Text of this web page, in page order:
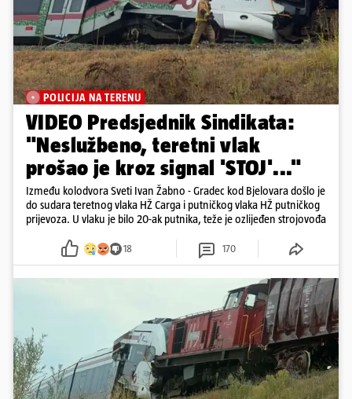
POLICIJA NA TERENU
VIDEO Predsjednik Sindikata:
"Neslužbeno, teretni vlak
prošao je kroz signal 'STOJ'..."
Između kolodvora Sveti Ivan Žabno - Gradec kod Bjelovara došlo je
do sudara teretnog vlaka HŽ Carga i putničkog vlaka HŽ putničkog
prijevoza. U vlaku je bilo 20-ak putnika, teže je ozlijeđen strojovođa
18 170